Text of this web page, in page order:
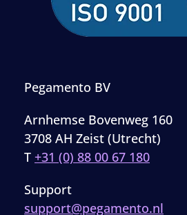
Pegamento BV
Arnhemse Bovenweg 160
3708 AH Zeist (Utrecht)
T +31 (0) 88 00 67 180
Support
support@pegamento.nl